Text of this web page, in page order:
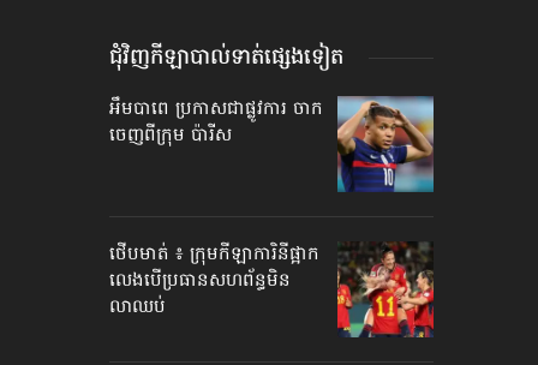
ជុំវិញកីឡាបាល់ទាត់​ផ្សេងទៀត
អឹមបាពេ ប្រកាសជាផ្លូវការ ចាក
ចេញពីក្រុម ប៉ារីស
ថើបមាត់ ៖ ក្រុមកីឡាការិនី​ផ្អាក
លេង​​បើប្រធានសហព័ន្ធ​មិន
លាឈប់